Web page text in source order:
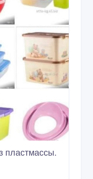
пластмассы.